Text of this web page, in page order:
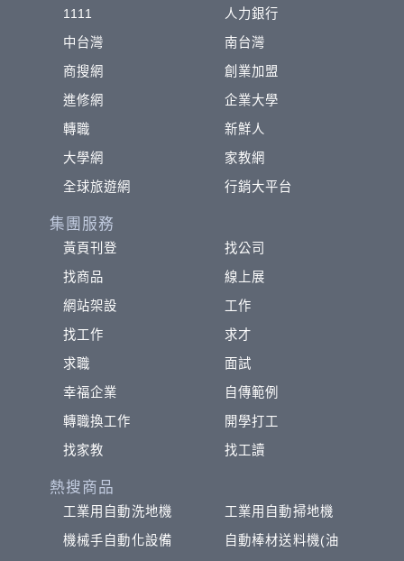
1111
人力銀行
中台灣
南台灣
商搜網
創業加盟
進修網
企業大學
轉職
新鮮人
大學網
家教網
全球旅遊網
行銷大平台
集團服務
黃頁刊登
找公司
找商品
線上展
網站架設
工作
找工作
求才
求職
面試
幸福企業
自傳範例
轉職換工作
開學打工
找家教
找工讀
熱搜商品
工業用自動洗地機
工業用自動掃地機
機械手自動化設備
自動棒材送料機(油